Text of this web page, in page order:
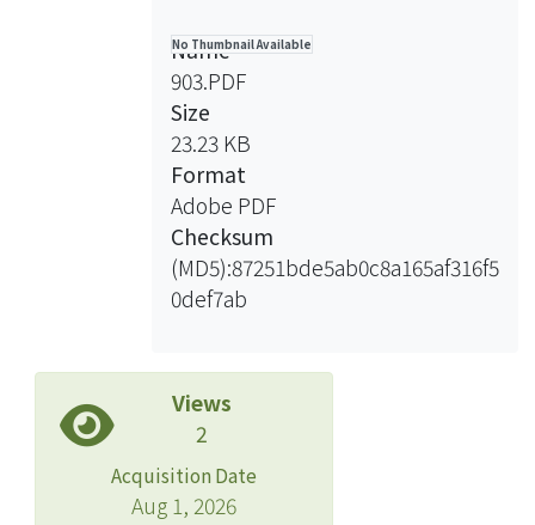
No Thumbnail Available
Name
903.PDF
Size
23.23 KB
Format
Adobe PDF
Checksum
(MD5):87251bde5ab0c8a165af316f5
0def7ab
Views
2
Acquisition Date
Aug 1, 2026